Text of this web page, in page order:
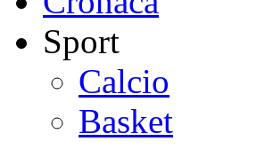
Sport
Calcio
Basket